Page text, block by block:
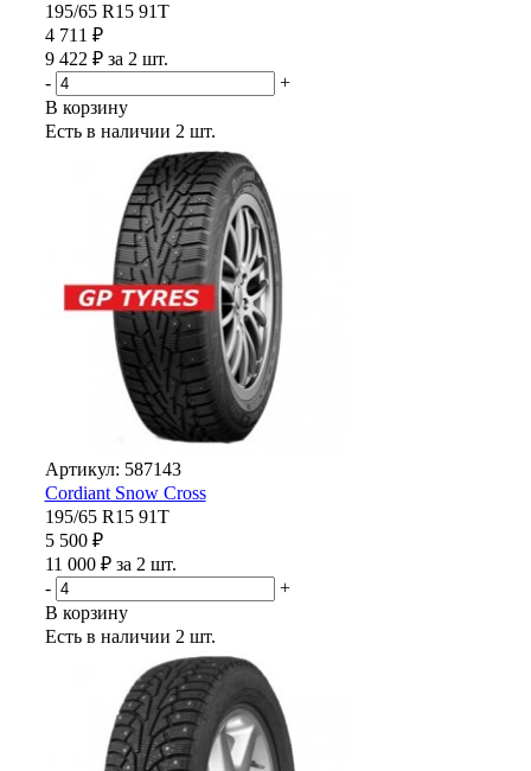
195/65 R15 91T
4 711 ₽
9 422 ₽ за 2 шт.
-
+
В корзину
Есть в наличии 2 шт.
Артикул: 587143
Cordiant Snow Cross
195/65 R15 91T
5 500 ₽
11 000 ₽ за 2 шт.
-
+
В корзину
Есть в наличии 2 шт.